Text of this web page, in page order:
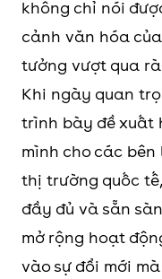
không chỉ nói
cảnh văn hóa
tưởng vượt qua
Khi ngày quan
trình bày đề xuất
mình cho các
thị trường quốc
đầy đủ và sẵn
mở rộng hoạt
vào sự đổi mới